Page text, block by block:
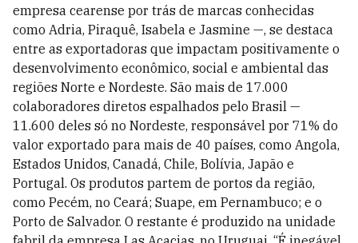
empresa cearense por trás de marcas conhecidas
como Adria, Piraquê, Isabela e Jasmine —, se destaca
entre as exportadoras que impactam positivamente o
desenvolvimento econômico, social e ambiental das
regiões Norte e Nordeste. São mais de 17.000
colaboradores diretos espalhados pelo Brasil —
11.600 deles só no Nordeste, responsável por 71% do
valor exportado para mais de 40 países, como Angola,
Estados Unidos, Canadá, Chile, Bolívia, Japão e
Portugal. Os produtos partem de portos da região,
como Pecém, no Ceará; Suape, em Pernambuco; e o
Porto de Salvador. O restante é produzido na unidade